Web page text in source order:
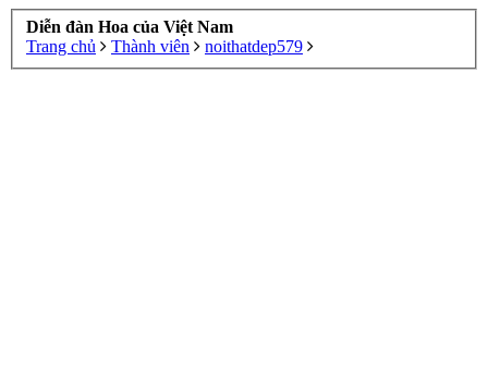
Diễn đàn Hoa của Việt Nam
Trang chủ
Thành viên noithatdep579